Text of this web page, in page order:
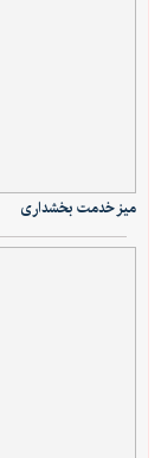
میز خدمت بخشداری